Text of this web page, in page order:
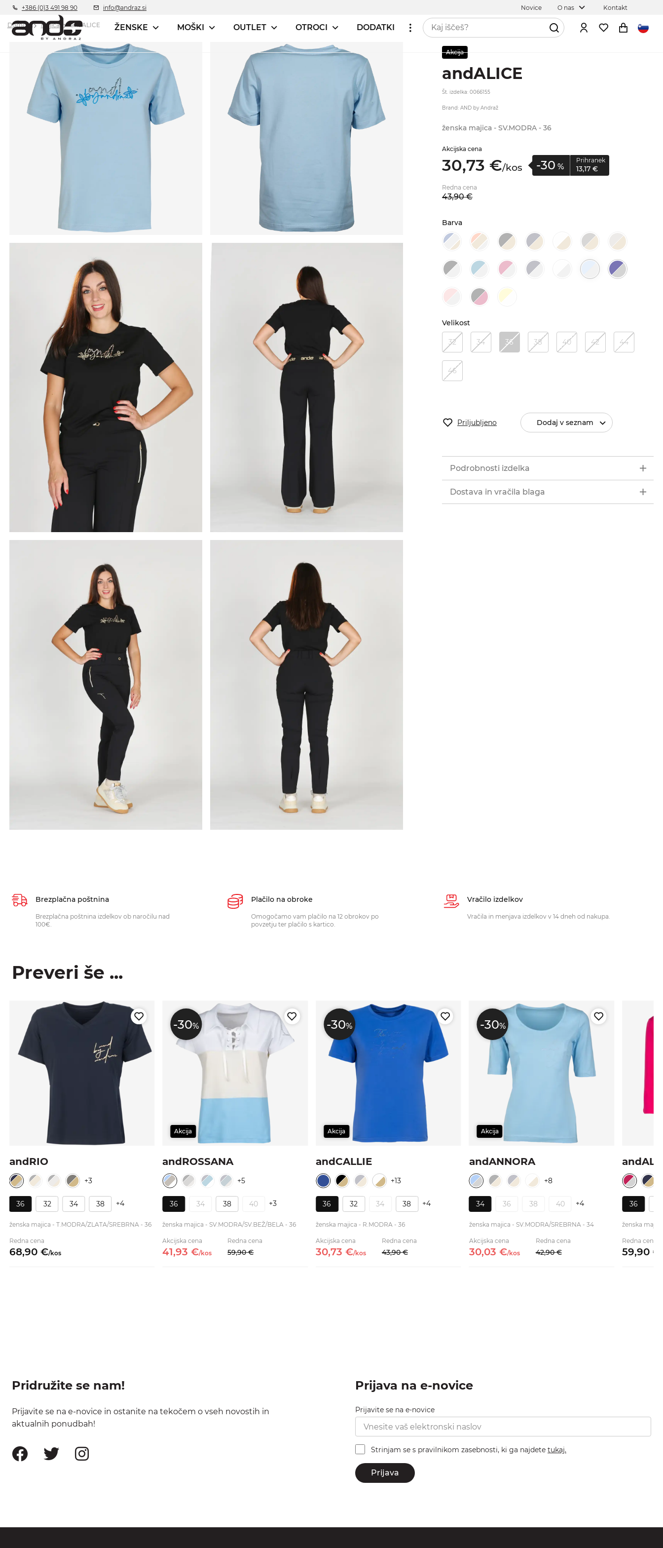
+386 (0)3 491 98 90 info@andraz.si Novice O nas Kontakt
ŽENSKE MOŠKI OUTLET OTROCI DODATKI
Domov Majica andALICE
Akcija
andALICE
Št. izdelka: 0066155
Brand: AND by Andraž
ženska majica - SV.MODRA - 36
Akcijska cena
30,73 €/kos -30 %
Prihranek
13,17 €
Redna cena
43,90 €
Barva
Velikost
32 34 36 38 40 42 44
46
Priljubljeno Dodaj v seznam
Podrobnosti izdelka
Dostava in vračila blaga
Brezplačna poštnina
Brezplačna poštnina izdelkov ob naročilu nad
100€.
Plačilo na obroke
Omogočamo vam plačilo na 12 obrokov po
povzetju ter plačilo s kartico.
Vračilo izdelkov
Vračila in menjava izdelkov v 14 dneh od nakupa.
Preveri še ...
andRIO
+3
36 32 34 38 +4
ženska majica - T.MODRA/ZLATA/SREBRNA - 36
Redna cena
68,90 €/kos
-30%
Akcija
andROSSANA
+5
36 34 38 40 +3
ženska majica - SV.MODRA/SV.BEŽ/BELA - 36
Akcijska cena
41,93 €/kos
Redna cena
59,90 €
-30%
Akcija
andCALLIE
+13
36 32 34 38 +4
ženska majica - R.MODRA - 36
Akcijska cena
30,73 €/kos
Redna cena
43,90 €
-30%
Akcija
andANNORA
+8
34 36 38 40 +4
ženska majica - SV.MODRA/SREBRNA - 34
Akcijska cena
30,03 €/kos
Redna cena
42,90 €
andALY
36
ženska
Redna cena
59,90 €
Pridružite se nam!
Prijavite se na e-novice in ostanite na tekočem o vseh novostih in
aktualnih ponudbah!
Prijava na e-novice
Prijavite se na e-novice
Strinjam se s pravilnikom zasebnosti, ki ga najdete tukaj.
Prijava